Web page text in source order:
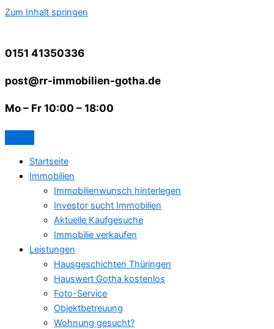
Zum Inhalt springen
0151 41350336
post@rr-immobilien-gotha.de
Mo – Fr 10:00 – 18:00
Startseite
Immobilien
Immobilienwunsch hinterlegen
Investor sucht Immobilien
Aktuelle Kaufgesuche
Immobilie verkaufen
Leistungen
Hausgeschichten Thüringen
Hauswert Gotha kostenlos
Foto-Service
Objektbetreuung
Wohnung gesucht?